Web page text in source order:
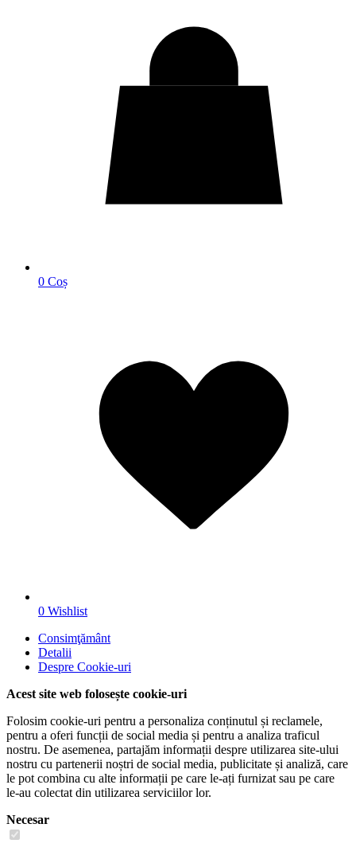
0 Coș
0 Wishlist
Consimţământ
Detalii
Despre Cookie-uri
Acest site web folosește cookie-uri
Folosim cookie-uri pentru a personaliza conținutul și reclamele,
pentru a oferi funcții de social media și pentru a analiza traficul
nostru. De asemenea, partajăm informații despre utilizarea site-ului
nostru cu partenerii noștri de social media, publicitate și analiză, care
le pot combina cu alte informații pe care le-ați furnizat sau pe care
le-au colectat din utilizarea serviciilor lor.
Necesar